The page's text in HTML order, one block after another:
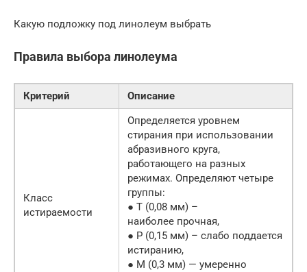
Какую подложку под линолеум выбрать
Правила выбора линолеума
Критерий Описание
Класс
истираемости
Определяется уровнем
стирания при использовании
абразивного круга,
работающего на разных
режимах. Определяют четыре
группы:
● Т (0,08 мм) –
наиболее прочная,
● Р (0,15 мм) – слабо поддается
истиранию,
● М (0,3 мм) — умеренно